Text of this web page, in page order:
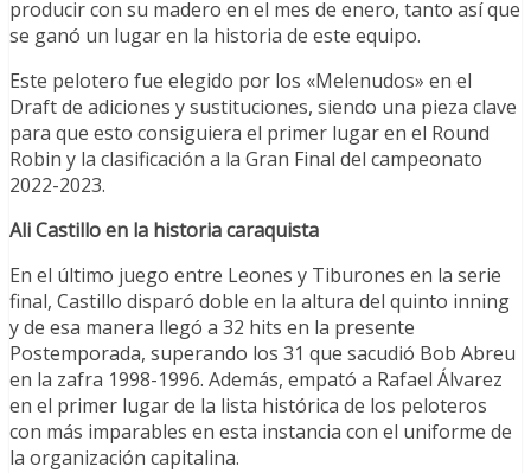
producir con su madero en el mes de enero, tanto así que
se ganó un lugar en la historia de este equipo.
Este pelotero fue elegido por los «Melenudos» en el
Draft de adiciones y sustituciones, siendo una pieza clave
para que esto consiguiera el primer lugar en el Round
Robin y la clasificación a la Gran Final del campeonato
2022-2023.
Ali Castillo en la historia caraquista
En el último juego entre Leones y Tiburones en la serie
final, Castillo disparó doble en la altura del quinto inning
y de esa manera llegó a 32 hits en la presente
Postemporada, superando los 31 que sacudió Bob Abreu
en la zafra 1998-1996. Además, empató a Rafael Álvarez
en el primer lugar de la lista histórica de los peloteros
con más imparables en esta instancia con el uniforme de
la organización capitalina.